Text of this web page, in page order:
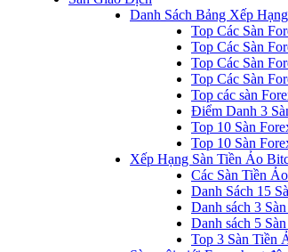
Danh Sách Bảng Xếp
Top Các Sàn
Top Các Sàn
Top Các Sàn
Top Các Sàn
Top các sàn
Điểm Danh 3
Top 10 Sàn
Top 10 Sàn
Xếp Hạng Sàn Tiền Ảo
Các Sàn Tiền
Danh Sách 15
Danh sách 3
Danh sách 5
Top 3 Sàn Tiền